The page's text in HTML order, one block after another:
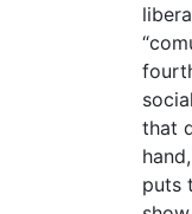
that
puts